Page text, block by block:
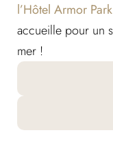
l’Hôtel Armor
accueille pour un
mer !